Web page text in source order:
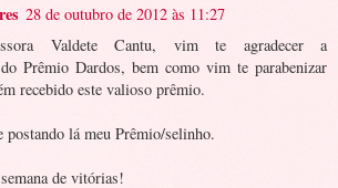
28 de outubro de 2012 às 11:27
Valdete Cantu, vim te agradecer a
do Prêmio Dardos, bem como vim te parabenizar
recebido este valioso prêmio.
lá meu Prêmio/selinho.
de vitórias!